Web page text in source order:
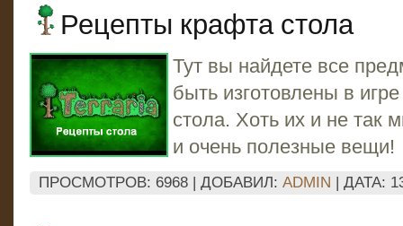
Рецепты крафта стола
Тут вы найдете все
быть изготовлены в
стола. Хоть их и не так
и очень полезные вещи!
ПРОСМОТРОВ: 6968 | ДОБАВИЛ: ADMIN | ДАТА: